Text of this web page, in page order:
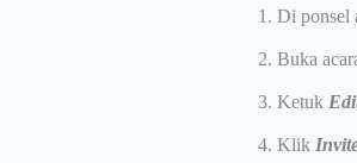
Di ponsel
Buka
Ketuk
Klik